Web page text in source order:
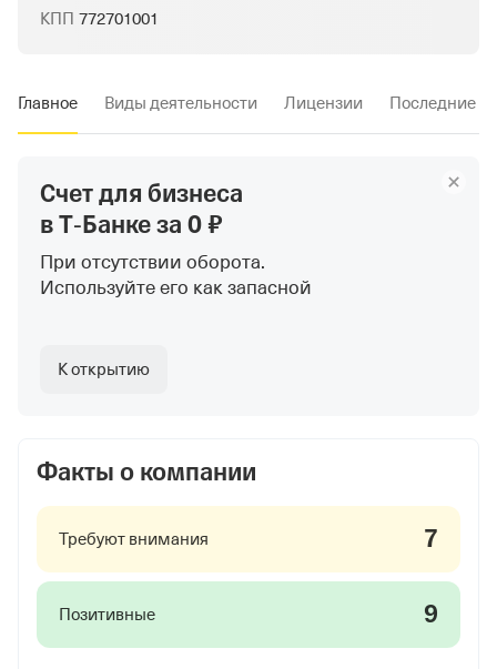
КПП 772701001
Главное Виды деятельности Лицензии Последние
Счет для бизнеса
в Т‑Банкеза 0 ₽
При отсутствии оборота.
Используйте его как запасной
К открытию
Факты о компании
Требуют внимания 7
Позитивные 9